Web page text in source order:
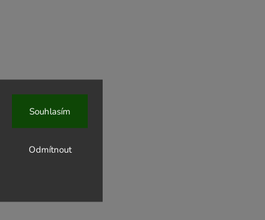
Odmítnout
Souhlasím